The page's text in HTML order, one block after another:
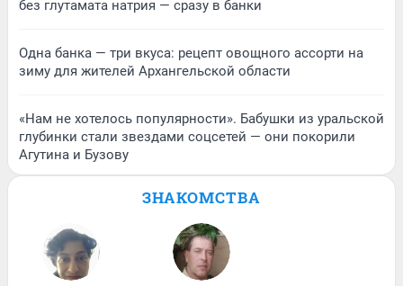
без глутамата натрия — сразу в банки
Одна банка — три вкуса: рецепт овощного ассорти на
зиму для жителей Архангельской области
«Нам не хотелось популярности». Бабушки из уральской
глубинки стали звездами соцсетей — они покорили
Агутина и Бузову
ЗНАКОМСТВА